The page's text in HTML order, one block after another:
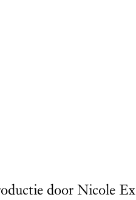
door Nicole Ex